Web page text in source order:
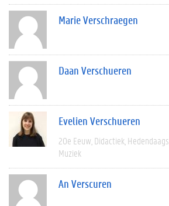
Marie Verschraegen
Daan Verschueren
Evelien Verschueren
20e Eeuw Didactiek Hedendaags
Muziek
An Verscuren